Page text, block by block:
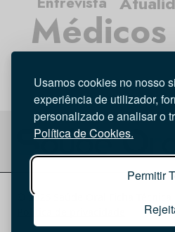
Usamos cookies no nosso
experiência de utilizador,
personalizado e analisar o
Política de Cookies.
Permitir
© 2026 Saúde Oral